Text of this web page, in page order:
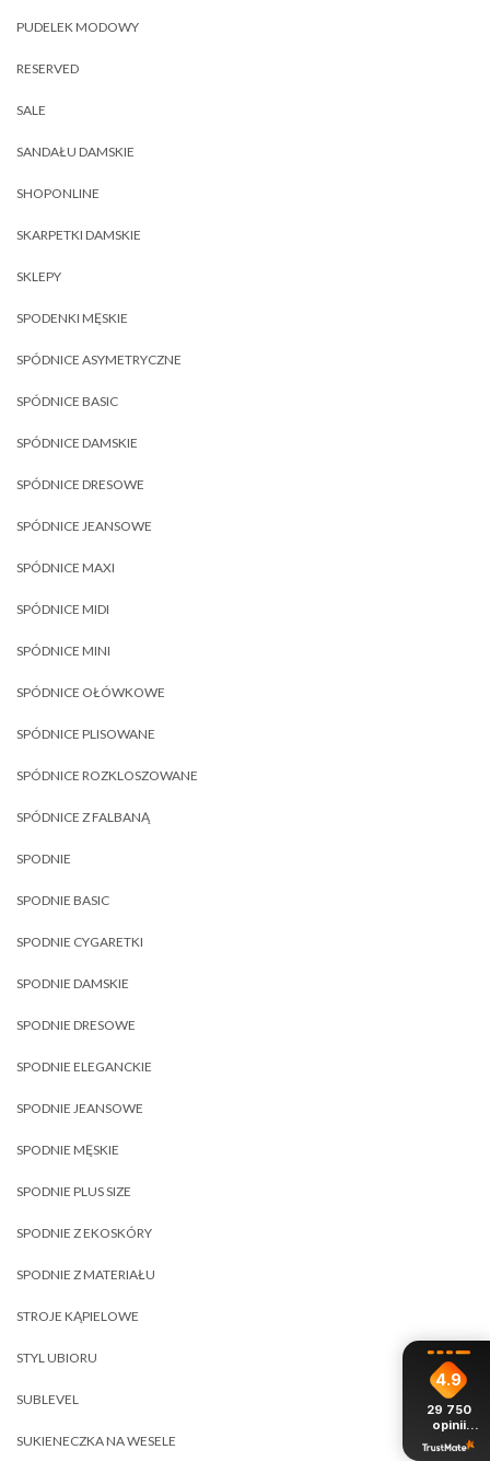
PUDELEK MODOWY
RESERVED
SALE
SANDAŁU DAMSKIE
SHOPONLINE
SKARPETKI DAMSKIE
SKLEPY
SPODENKI MĘSKIE
SPÓDNICE ASYMETRYCZNE
SPÓDNICE BASIC
SPÓDNICE DAMSKIE
SPÓDNICE DRESOWE
SPÓDNICE JEANSOWE
SPÓDNICE MAXI
SPÓDNICE MIDI
SPÓDNICE MINI
SPÓDNICE OŁÓWKOWE
SPÓDNICE PLISOWANE
SPÓDNICE ROZKLOSZOWANE
SPÓDNICE Z FALBANĄ
SPODNIE
SPODNIE BASIC
SPODNIE CYGARETKI
SPODNIE DAMSKIE
SPODNIE DRESOWE
SPODNIE ELEGANCKIE
SPODNIE JEANSOWE
SPODNIE MĘSKIE
SPODNIE PLUS SIZE
SPODNIE Z EKOSKÓRY
SPODNIE Z MATERIAŁU
STROJE KĄPIELOWE
STYL UBIORU
SUBLEVEL
SUKIENECZKA NA WESELE
4.9
29 750
opinii
z całego
okresu